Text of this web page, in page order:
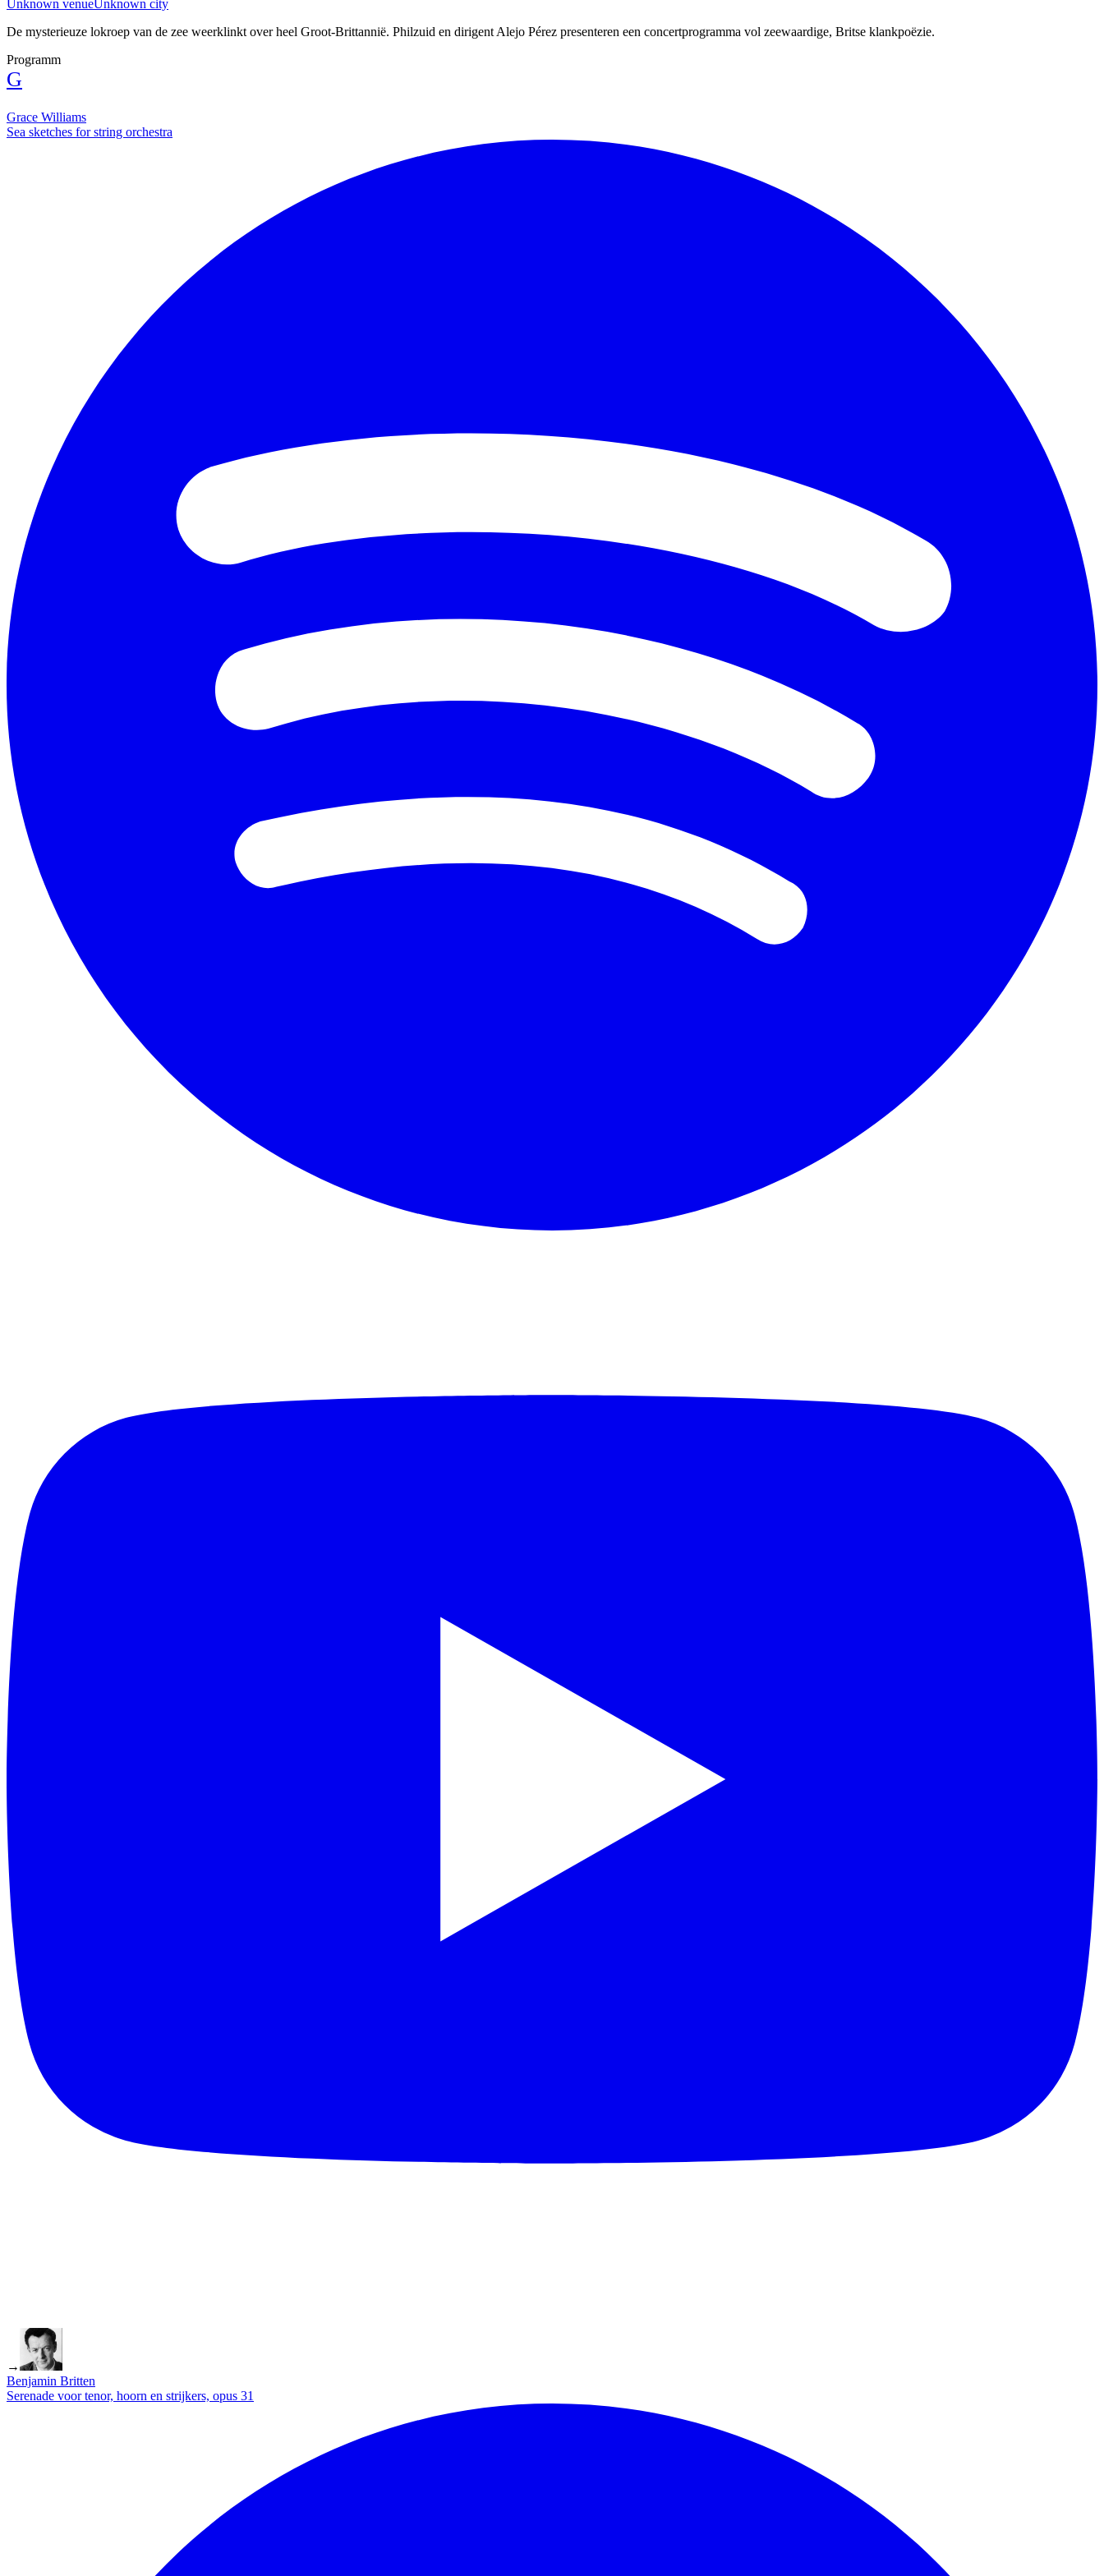
Unknown venueUnknown city
De mysterieuze lokroep van de zee weerklinkt over heel Groot-Brittannië. Philzuid en dirigent Alejo Pérez presenteren een concertprogramma vol zeewaardige, Britse klankpoëzie.
Programm
G
Grace Williams
Sea sketches for string orchestra
→
Benjamin Britten
Serenade voor tenor, hoorn en strijkers, opus 31